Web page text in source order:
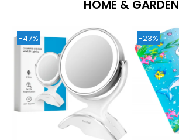
ta!
HOME & GARDEN
-47% -23%